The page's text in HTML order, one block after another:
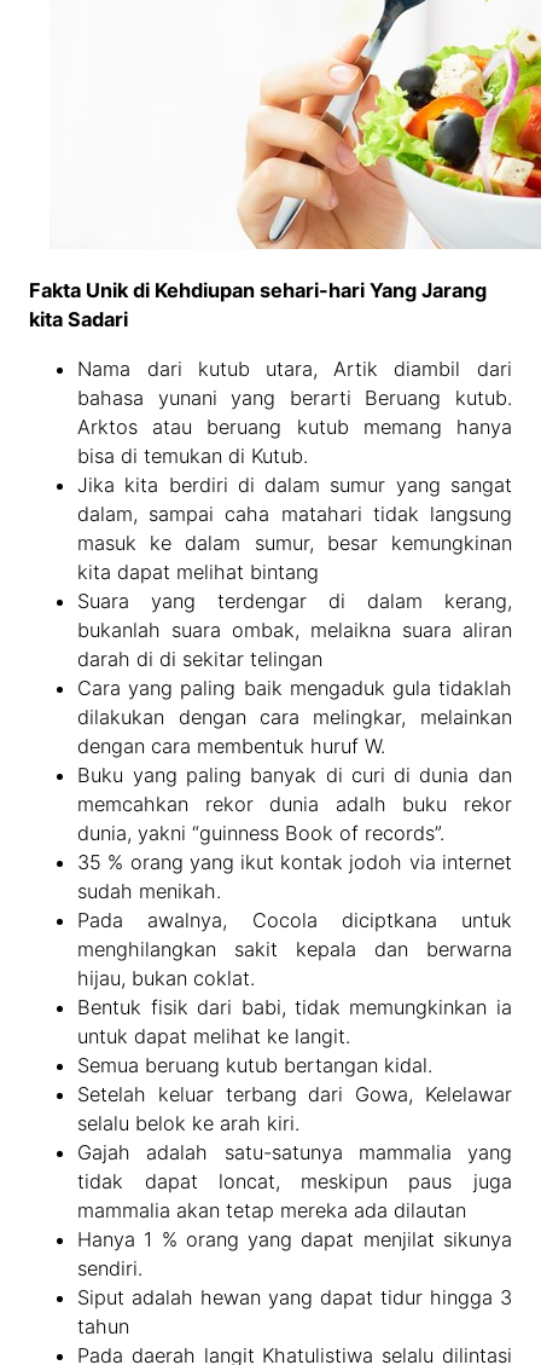
Fakta Unik di Kehdiupan sehari-hari Yang Jarang
kita Sadari
Nama dari kutub utara, Artik diambil dari
bahasa yunani yang berarti Beruang kutub.
Arktos atau beruang kutub memang hanya
bisa di temukan di Kutub.
Jika kita berdiri di dalam sumur yang sangat
dalam, sampai caha matahari tidak langsung
masuk ke dalam sumur, besar kemungkinan
kita dapat melihat bintang
Suara yang terdengar di dalam kerang,
bukanlah suara ombak, melaikna suara aliran
darah di di sekitar telingan
Cara yang paling baik mengaduk gula tidaklah
dilakukan dengan cara melingkar, melainkan
dengan cara membentuk huruf W.
Buku yang paling banyak di curi di dunia dan
memcahkan rekor dunia adalh buku rekor
dunia, yakni “guinness Book of records”.
35 % orang yang ikut kontak jodoh via internet
sudah menikah.
Pada awalnya, Cocola diciptkana untuk
menghilangkan sakit kepala dan berwarna
hijau, bukan coklat.
Bentuk fisik dari babi, tidak memungkinkan ia
untuk dapat melihat ke langit.
Semua beruang kutub bertangan kidal.
Setelah keluar terbang dari Gowa, Kelelawar
selalu belok ke arah kiri.
Gajah adalah satu-satunya mammalia yang
tidak dapat loncat, meskipun paus juga
mammalia akan tetap mereka ada dilautan
Hanya 1 % orang yang dapat menjilat sikunya
sendiri.
Siput adalah hewan yang dapat tidur hingga 3
tahun
Pada daerah langit Khatulistiwa selalu dilintasi